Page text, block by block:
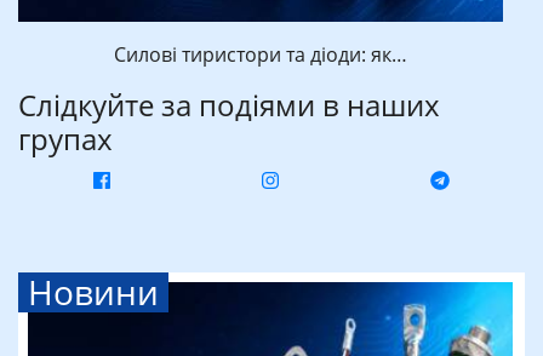
Силові тиристори та діоди: як…
Слідкуйте за подіями в наших
групах
Новини